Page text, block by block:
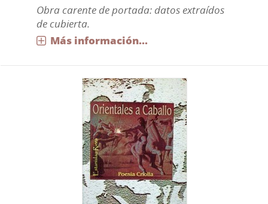
Obra carente de portada: datos extraídos
de cubierta.
Más información...